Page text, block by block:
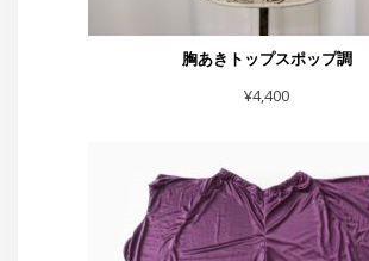
胸あきトップスポップ調